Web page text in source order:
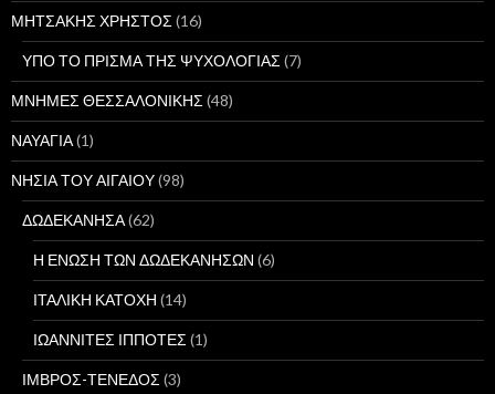
ΜΗΤΣΑΚΗΣ ΧΡΗΣΤΟΣ (16)
ΥΠΟ ΤΟ ΠΡΙΣΜΑ ΤΗΣ ΨΥΧΟΛΟΓΙΑΣ (7)
ΜΝΗΜΕΣ ΘΕΣΣΑΛΟΝΙΚΗΣ (48)
ΝΑΥΑΓΙΑ(1)
ΝΗΣΙΑ ΤΟΥ ΑΙΓΑΙΟΥ(98)
ΔΩΔΕΚΑΝΗΣΑ(62)
Η ΕΝΩΣΗ ΤΩΝ ΔΩΔΕΚΑΝΗΣΩΝ (6)
ΙΤΑΛΙΚΗ ΚΑΤΟΧΗ (14)
ΙΩΑΝΝΙΤΕΣ ΙΠΠΟΤΕΣ (1)
ΙΜΒΡΟΣ-ΤΕΝΕΔΟΣ (3)